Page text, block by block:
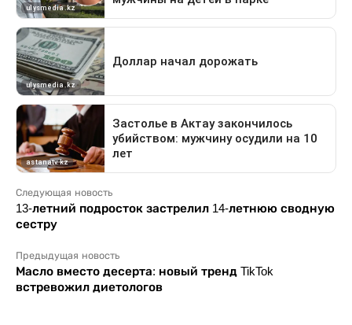
Следующая новость
13-летний подросток застрелил 14-летнюю сводную
сестру
Предыдущая новость
Масло вместо десерта: новый тренд TikTok
встревожил диетологов